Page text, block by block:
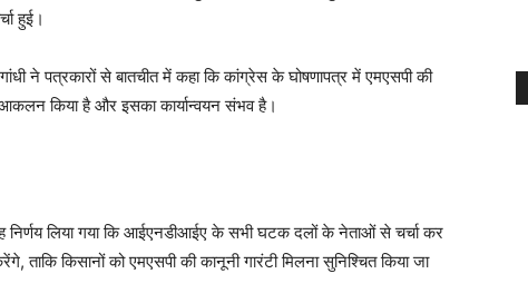
हुई।
ने पत्रकारों से बातचीत में कहा कि कांग्रेस के घोषणापत्र में एमएसपी की
आकलन किया है और इसका कार्यान्वयन संभव है।
लिया गया कि आईएनडीआईए के सभी घटक दलों के नेताओं से चर्चा कर
किसानों को एमएसपी की कानूनी गारंटी मिलना सुनिश्चित किया जा